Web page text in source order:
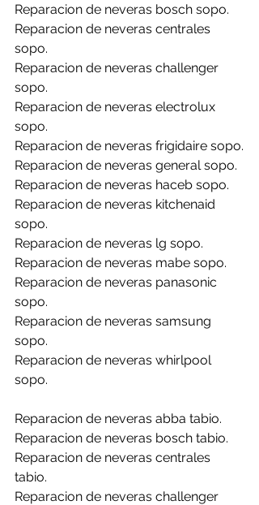
Reparacion de neveras bosch sopo.
Reparacion de neveras centrales
sopo.
Reparacion de neveras challenger
sopo.
Reparacion de neveras electrolux
sopo.
Reparacion de neveras frigidaire sopo.
Reparacion de neveras general sopo.
Reparacion de neveras haceb sopo.
Reparacion de neveras kitchenaid
sopo.
Reparacion de neveras lg sopo.
Reparacion de neveras mabe sopo.
Reparacion de neveras panasonic
sopo.
Reparacion de neveras samsung
sopo.
Reparacion de neveras whirlpool
sopo.
Reparacion de neveras abba tabio.
Reparacion de neveras bosch tabio.
Reparacion de neveras centrales
tabio.
Reparacion de neveras challenger